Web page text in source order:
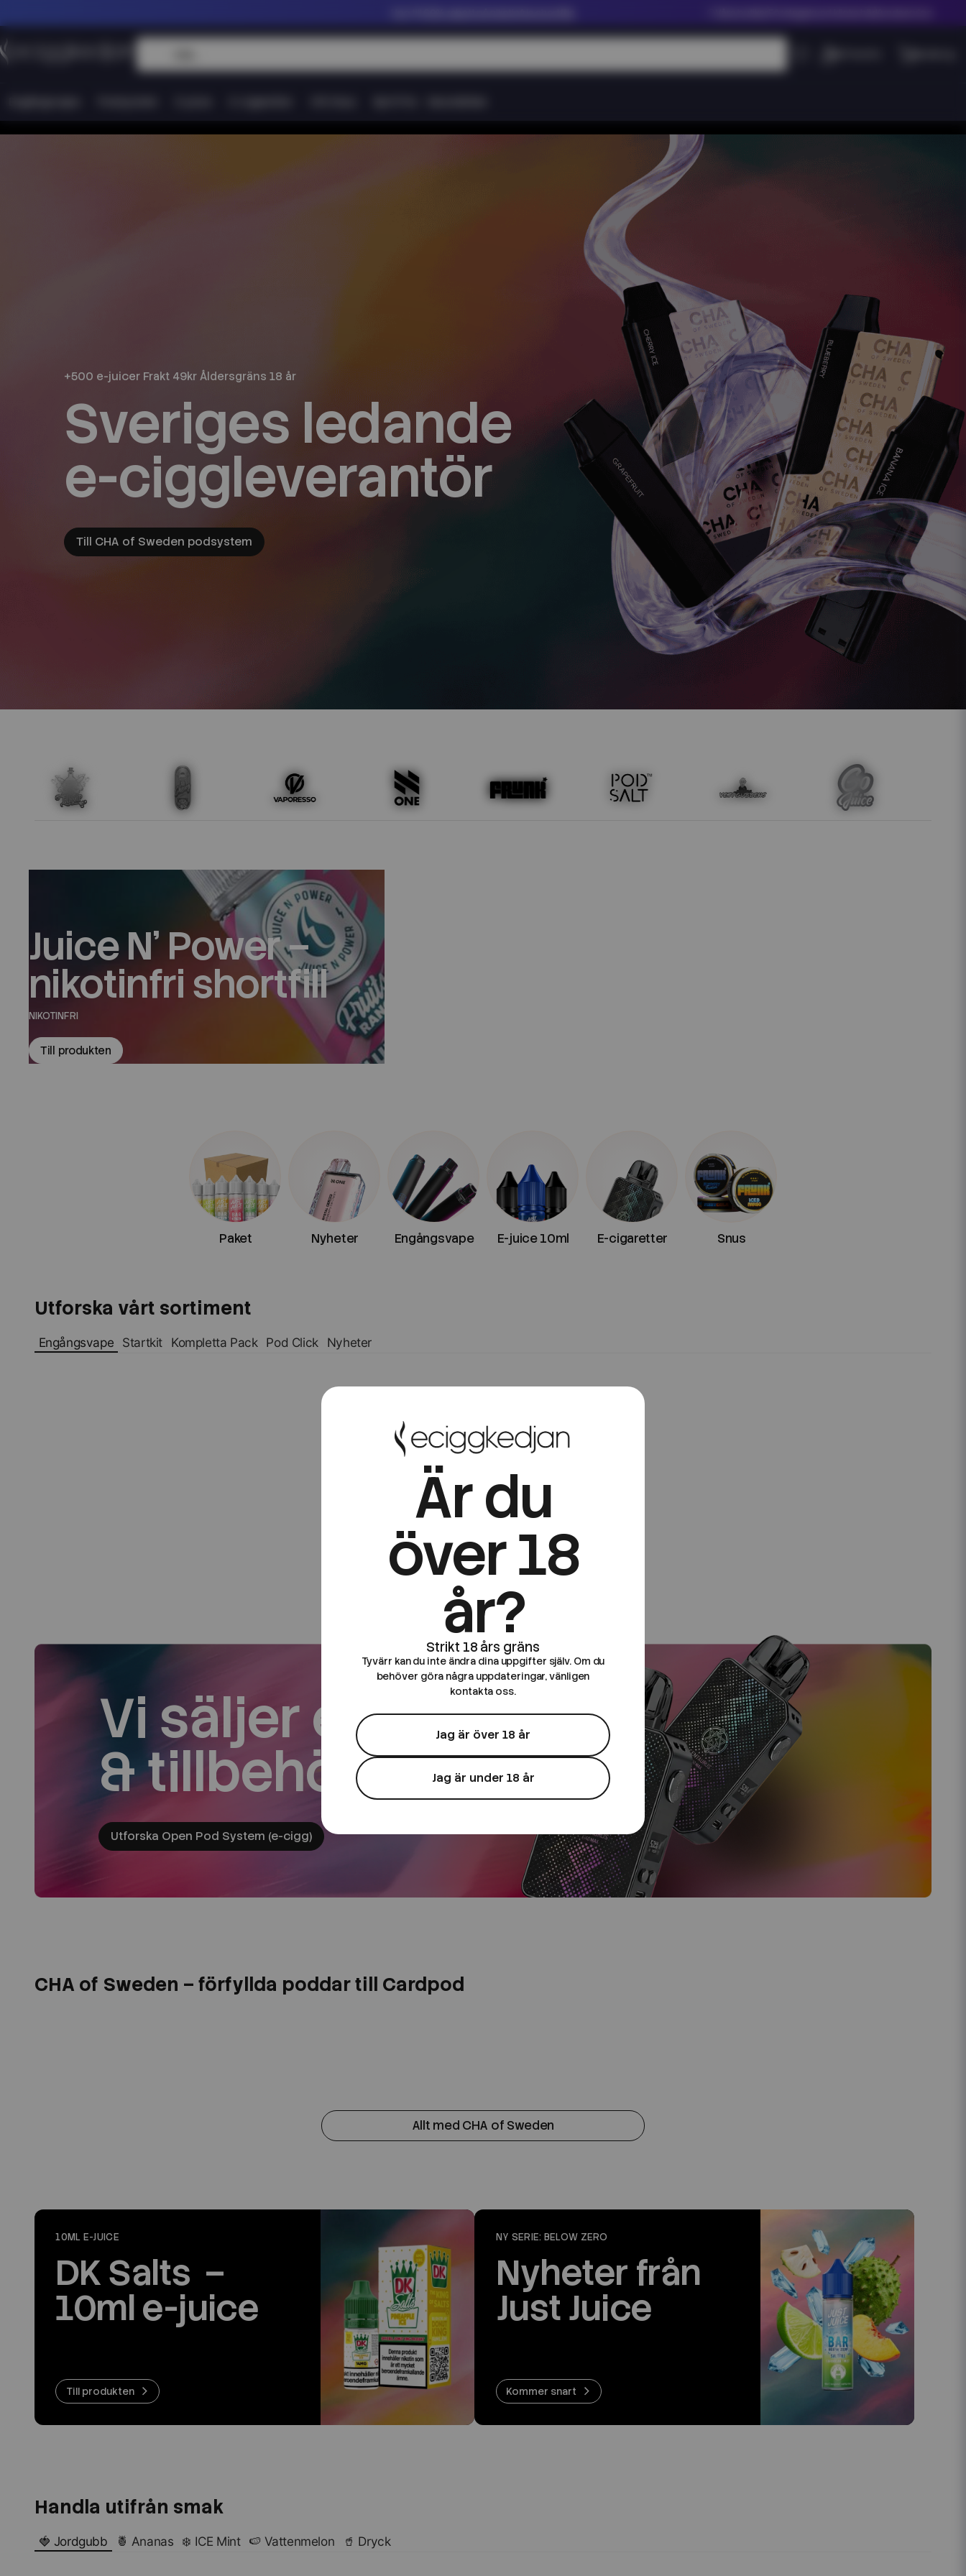
Sveriges ledande
e-ciggleverantör
+500 e-juicer Frakt 49kr Åldersgräns 18 år
Till CHA of Sweden podsystem
Juice N' Power –
nikotinfri shortfill
NIKOTINFRI
Till produkten
Paket Nyheter Engångsvape E-juice 10ml E-cigaretter Snus
Utforska vårt sortiment
Engångsvape Startkit Kompletta Pack Pod Click Nyheter
Utforska engångsvapes
Vi säljer e-cigg
& tillbehör
Utforska Open Pod System (e-cigg)
CHA of Sweden – förfyllda poddar till Cardpod
Allt med CHA of Sweden
10ML E-JUICE
DK Salts –
10ml e-juice
Till produkten
NY SERIE: BELOW ZERO
Nyheter från
Just Juice
Kommer snart
Handla utifrån smak
🍓 Jordgubb 🍍 Ananas ❄️ ICE Mint 🍉 Vattenmelon 🥤 Dryck
Är du
över 18
år?
Tyvärr kan du inte ändra dina uppgifter själv. Om du
behöver göra några uppdateringar, vänligen
kontakta oss.
Jag är över 18 år
Jag är under 18 år